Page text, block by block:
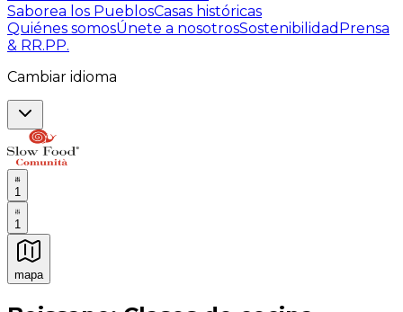
Saborea los PueblosCasas históricas
Quiénes somosÚnete a nosotrosSostenibilidad Prensa
& RR.PP.
Cambiar idioma
1
1
mapa